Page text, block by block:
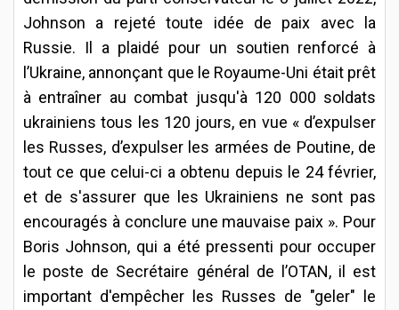
Johnson a rejeté toute idée de paix avec la
Russie. Il a plaidé pour un soutien renforcé à
l’Ukraine, annonçant que le Royaume-Uni était prêt
à entraîner au combat jusqu'à 120 000 soldats
ukrainiens tous les 120 jours, en vue « d’expulser
les Russes, d’expulser les armées de Poutine, de
tout ce que celui-ci a obtenu depuis le 24 février,
et de s'assurer que les Ukrainiens ne sont pas
encouragés à conclure une mauvaise paix ». Pour
Boris Johnson, qui a été pressenti pour occuper
le poste de Secrétaire général de l’OTAN, il est
important d'empêcher les Russes de "geler" le